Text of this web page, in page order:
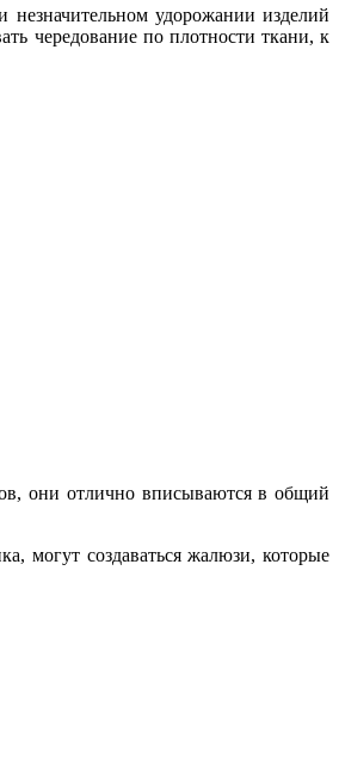
незначительном удорожании изделий
чередование по плотности ткани, к
они отлично вписываются в общий
могут создаваться жалюзи, которые